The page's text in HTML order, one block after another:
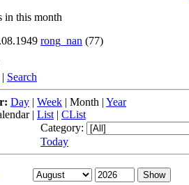
in this month
rong_nan (77)
| Search
Day | Week | Month | Year
| List | CList
Category:
Today